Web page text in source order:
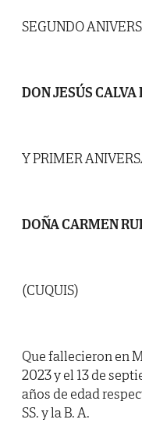
SEGUNDO
DON JESÚS CALVA
Y PRIMER
DOÑA CARMEN
(CUQUIS)
Que fallecieron en
2023 y el 13 de
años de edad
SS. y la B. A.